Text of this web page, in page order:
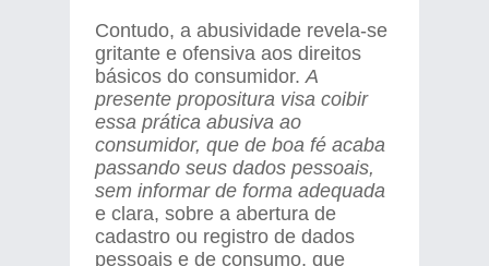
Contudo, a abusividade revela-se
gritante e ofensiva aos direitos
básicos do consumidor.A
presente propositura visa coibir
essa prática abusiva ao
consumidor, que de boa fé acaba
passando seus dados pessoais,
sem informar de forma adequada
e clara, sobre a abertura de
cadastro ou registro de dados
pessoais e de consumo, que